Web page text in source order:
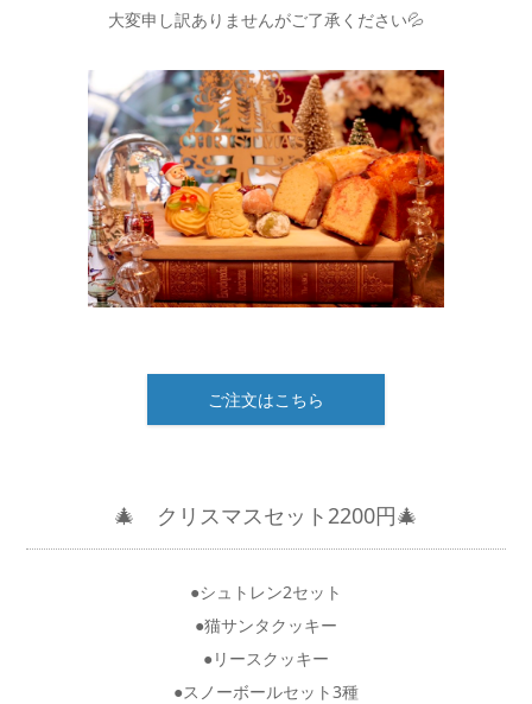
大変申し訳ありませんがご了承ください💦
ご注文はこちら
🎄 クリスマスセット2200円🎄
●シュトレン2セット
●猫サンタクッキー
●リースクッキー
●スノーボールセット3種